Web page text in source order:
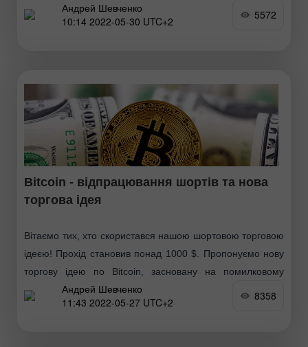
Bitcoin істотноАндрей Шевченко
10:14 2022-05-30 UTC+2
5572
Bitcoin - відпрацювання шортів та нова
торгова ідея
Вітаємо тих, хто скористався нашою шортовою торговою
ідеєю! Прохід становив понад 1000 $. Пропонуємо нову
торгову ідею по Bitcoin, засновану на помилковому
пробої рівня 28600 та наявності цільового майданчика
продавців
Андрей Шевченко
11:43 2022-05-27 UTC+2
8358